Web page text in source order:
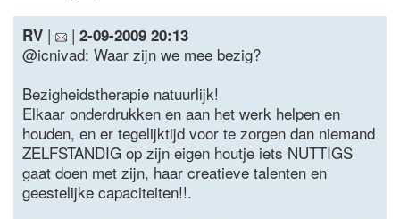
RV | | 2-09-2009 20:13
@icnivad: Waar zijn we mee bezig?
Bezigheidstherapie natuurlijk!
Elkaar onderdrukken en aan het werk helpen en
houden, en er tegelijktijd voor te zorgen dan niemand
ZELFSTANDIG op zijn eigen houtje iets NUTTIGS
gaat doen met zijn, haar creatieve talenten en
geestelijke capaciteiten!!.